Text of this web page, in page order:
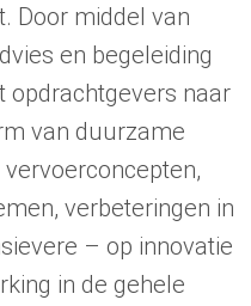
Door middel van
en begeleiding
opdrachtgevers naar
van duurzame
verbeteringen in
– op innovatie
in de gehele